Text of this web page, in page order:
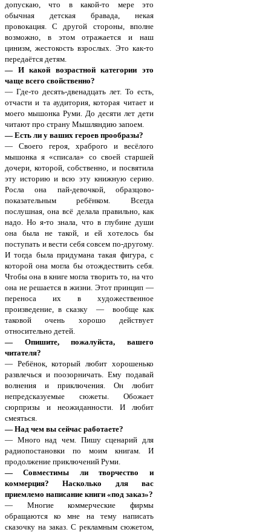
допускаю, что в какой-то мере это
обычная детская бравада, некая
провокация. С другой стороны, вполне
возможно, в этом отражается и наш
цинизм, жестокость взрослых. Это как-то
передаётся детям.
— И какой возрастной категории это
чаще всего свойственно?
— Где-то десять-двенадцать лет. То есть,
отчасти и та аудитория, которая читает и
моего мышонка Руми. До десяти лет дети
читают про страну Мышляндию запоем.
— Есть ли у ваших героев прообразы?
— Своего героя, храброго и весёлого
мышонка я «списала» со своей старшей
дочери, которой, собственно, и посвятила
эту историю и всю эту книжную серию.
Росла она пай-девочкой, образцово-
показательным ребёнком. Всегда
послушная, она всё делала правильно, как
надо. Но я-то знала, что в глубине души
она была не такой, и ей хотелось бы
поступать и вести себя совсем по-другому.
И тогда была придумана такая фигура, с
которой она могла бы отождествить себя.
Чтобы она в книге могла творить то, на что
она не решается в жизни. Этот принцип —
переноса их в художественное
произведение, в сказку — вообще как
таковой очень хорошо действует
относительно детей.
— Опишите, пожалуйста, вашего
читателя?
— Ребёнок, который любит хорошенько
развлечься и поозорничать. Ему подавай
волнения и приключения. Он любит
непредсказуемые сюжеты. Обожает
сюрпризы и неожиданности. И любит
смеяться.
— Над чем вы сейчас работаете?
— Много над чем. Пишу сценарий для
радиопостановки по моим книгам. И
продолжение приключений Руми.
— Совместимы ли творчество и
коммерция? Насколько для вас
приемлемо написание книги «под заказ»?
— Многие коммерческие фирмы
обращаются ко мне на тему написать
сказочку на заказ. С рекламным сюжетом,